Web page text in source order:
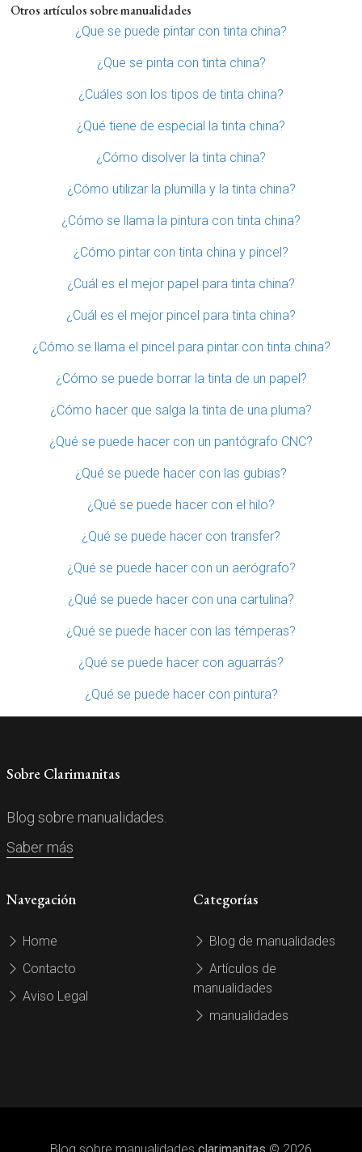
Otros artículos sobre manualidades
¿Que se puede pintar con tinta china?
¿Que se pinta con tinta china?
¿Cuáles son los tipos de tinta china?
¿Qué tiene de especial la tinta china?
¿Cómo disolver la tinta china?
¿Cómo utilizar la plumilla y la tinta china?
¿Cómo se llama la pintura con tinta china?
¿Cómo pintar con tinta china y pincel?
¿Cuál es el mejor papel para tinta china?
¿Cuál es el mejor pincel para tinta china?
¿Cómo se llama el pincel para pintar con tinta china?
¿Cómo se puede borrar la tinta de un papel?
¿Cómo hacer que salga la tinta de una pluma?
¿Qué se puede hacer con un pantógrafo CNC?
¿Qué se puede hacer con las gubias?
¿Qué se puede hacer con el hilo?
¿Qué se puede hacer con transfer?
¿Qué se puede hacer con un aerógrafo?
¿Qué se puede hacer con una cartulina?
¿Qué se puede hacer con las témperas?
¿Qué se puede hacer con aguarrás?
¿Qué se puede hacer con pintura?
Sobre Clarimanitas
Blog sobre manualidades.
Saber más
Navegación
Home
Contacto
Aviso Legal
Categorías
Blog de manualidades
Artículos de
manualidades
manualidades
Blog sobre manualidades clarimanitas © 2026